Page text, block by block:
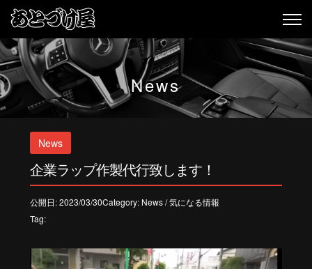
News
News
企業ラップ作製代行致します！
公開日: 2023/03/30Category: News/気になる情報
Tag: